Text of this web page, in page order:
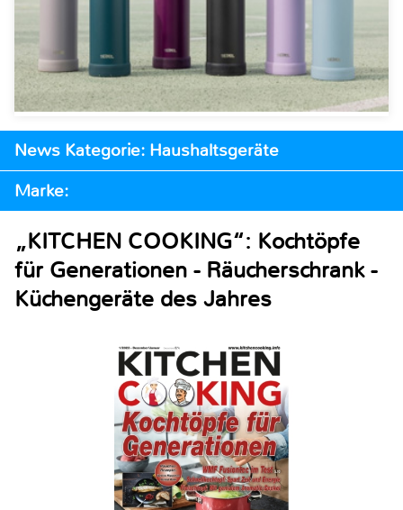
News Kategorie: Haushaltsgeräte
Marke:
„KITCHEN COOKING“: Kochtöpfe
für Generationen - Räucherschrank -
Küchengeräte des Jahres